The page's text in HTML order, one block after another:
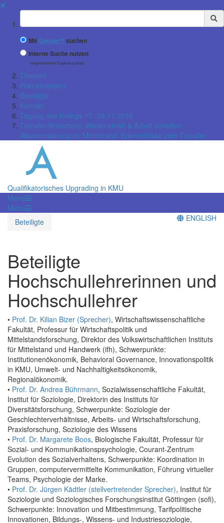
✖
Suchbegriff
Mit Google™ suchen
Interne Suche nutzen
(eingeschränkte Ergebnisqualität)
Themen
Praxisrelevanz
Beteiligte
Kontakt
Tagung des Kollegs 17.-18.11.2016
Transfer-Broschüre: Wissenskraft & Arbeit schaffen -
Akademisierung im Mittelstand. Erkenntnisse zum Transfer
Qualifikatorisches Upgrading in KMU
Menü
Menü
Beteiligte
ENGLISH
Beteiligte
Hochschullehrerinnen und
Hochschullehrer
• Prof. Dr. Kilian Bizer (Sprecher), Wirtschaftswissenschaftliche
Fakultät, Professur für Wirtschaftspolitik und
Mittelstandsforschung, Direktor des Volkswirtschaftlichen Instituts
für Mittelstand und Handwerk (ifh), Schwerpunkte:
Institutionenökonomik, Behavioral Governance, Innovationspolitik
in KMU, Umwelt- und Nachhaltigkeitsökonomik,
Regionalökonomik.
• Prof. Dr. Andrea Bührmann, Sozialwissenschaftliche Fakultät,
Institut für Soziologie, Direktorin des Instituts für
Diversitätsforschung, Schwerpunkte: Soziologie der
Geschlechterverhältnisse, Arbeits- und Wirtschaftsforschung,
Praxisforschung, Soziologie des Wissens
• Prof. Dr. Margarete Boos, Biologische Fakultät, Professur für
Sozial- und Kommunikationspsychologie, Courant-Zentrum
Evolution des Sozialverhaltens, Schwerpunkte: Koordination in
Gruppen, computervermittelte Kommunikation, Führung virtueller
Teams, Psychologie der Marke.
• Prof. Dr. Jürgen Kädtler (stellvertretender Sprecher), Institut für
Soziologie und Soziologisches Forschungsinstitut Göttingen (sofi),
Schwerpunkte: Innovation und Mitbestimmung, Tarifpolitische
Innovationen, Bildungs-, Wissens- und Industriesoziologie,